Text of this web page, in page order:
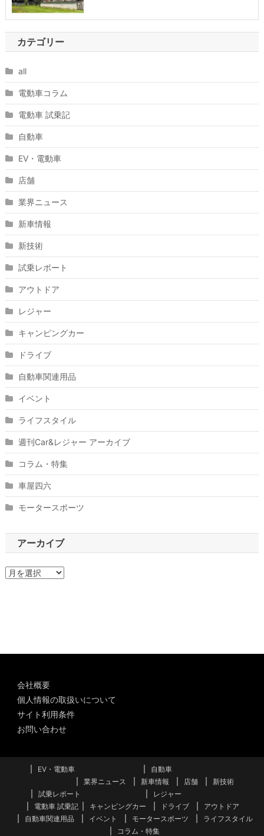
カテゴリー
all
電動車コラム
電動車 試乗記
自動車
EV・電動車
店舗
業界ニュース
新車情報
新技術
試乗レポート
アウトドア
レジャー
キャンピングカー
ドライブ
自動車関連用品
イベント
ライフスタイル
週刊Car&レジャー アーカイブ
コラム・特集
車屋四六
モータースポーツ
アーカイブ
ア
会社概要
個人情報の取扱いについて
サイト利用条件
お問い合わせ
EV・電動車
自動車
業界ニュース
新車情報 店舗
新技術
試乗レポート
電動車 試乗記
レジャー
キャンピングカー
ドライブ
アウトドア
自動車関連用品
イベント モータースポーツ
ライフスタイル
コラム・特集